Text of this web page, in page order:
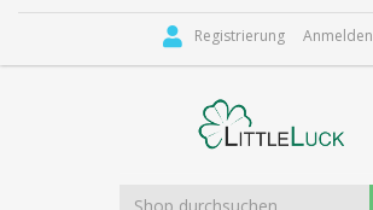
Registrierung Anmelden